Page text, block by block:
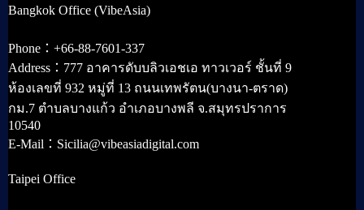
Bangkok Office (VibeAsia)
Phone：+66-88-7601-337
Address：777 อาคารดับบลิวเอชเอ ทาวเวอร์ ชั้นที่ 9
ห้องเลขที่ 932 หมู่ที่ 13 ถนนเทพรัตน(บางนา-ตราด)
กม.7 ตำบลบางแก้ว อำเภอบางพลี จ.สมุทรปราการ
10540
E-Mail：Sicilia@vibeasiadigital.com
Taipei Office